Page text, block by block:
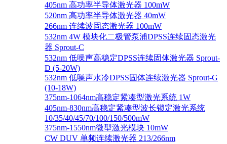
405nm 高功率半导体激光器 100mW
520nm 高功率半导体激光器 40mW
266nm 连续波固态激光器 100mW
532nm 4W 模块化二极管泵浦DPSS连续固态激光
器 Sprout-C
532nm 低噪声高稳定DPSS连续固体激光器 Sprout-
D (5-20W)
532nm 低噪声水冷DPSS固体连续激光器 Sprout-G
(10-18W)
375nm-1064nm高稳定紧凑型激光系统 1W
405nm-830nm高稳定紧凑型波长锁定激光系统
10/35/40/45/70/100/150/500mW
375nm-1550nm微型激光模块 10mW
CW DUV 单频连续激光器 213/266nm